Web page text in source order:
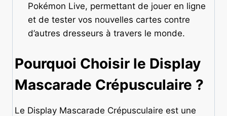
Pokémon Live, permettant de jouer en ligne
et de tester vos nouvelles cartes contre
d’autres dresseurs à travers le monde.
Pourquoi Choisir le Display
Mascarade Crépusculaire ?
Le Display Mascarade Crépusculaire est une